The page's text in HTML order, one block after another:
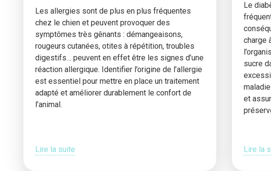
Les allergies sont de plus en plus fréquentes
chez le chien et peuvent provoquer des
symptômes très gênants : démangeaisons,
rougeurs cutanées, otites à répétition, troubles
digestifs… peuvent en effet être les signes d’une
réaction allergique. Identifier l’origine de l’allergie
est essentiel pour mettre en place un traitement
adapté et améliorer durablement le confort de
l’animal.
Lire la suite
Le
charge
sucre
et
Lire la